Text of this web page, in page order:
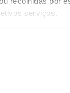
serviços.